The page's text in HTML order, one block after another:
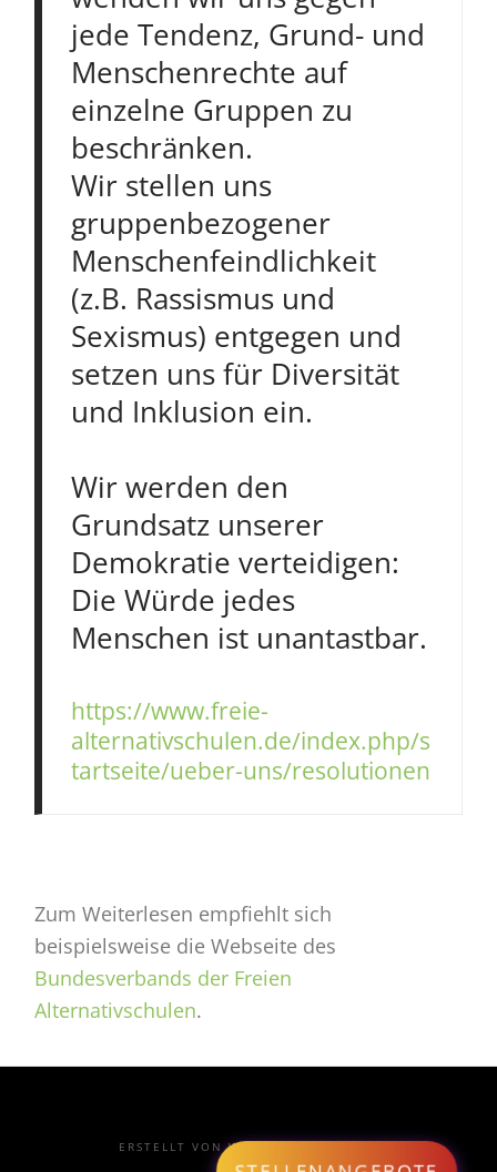
jede Tendenz, Grund- und
Menschenrechte auf
einzelne Gruppen zu
beschränken.
Wir stellen uns
gruppenbezogener
Menschenfeindlichkeit
(z.B. Rassismus und
Sexismus) entgegen und
setzen uns für Diversität
und Inklusion ein.
Wir werden den
Grundsatz unserer
Demokratie verteidigen:
Die Würde jedes
Menschen ist unantastbar.
https://www.freie-
alternativschulen.de/index.php/s
tartseite/ueber-uns/resolutionen
Zum Weiterlesen empfiehlt sich
beispielsweise die Webseite des
Bundesverbands der Freien
Alternativschulen.
ERSTELLT VONWEBDESIGN EINBECK